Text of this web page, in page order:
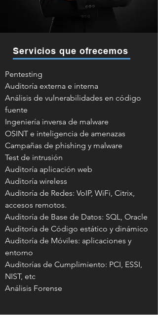
Servicios que ofrecemos
Pentesting
Auditoría externa e interna
Análisis de vulnerabilidades en código
fuente
Ingeniería inversa de malware
OSINT e inteligencia de amenazas
Campañas de phishing y malware
Test de intrusión
Auditoría aplicación web
Auditoría wireless
Auditoría de Redes: VoIP, WiFi, Citrix,
accesos remotos.
Auditoría de Base de Datos: SQL, Oracle
Auditoría de Código estático y dinámico
Auditoría de Móviles: aplicaciones y
entorno
Auditorías de Cumplimiento: PCI, ESSI,
NIST, etc
Análisis Forense